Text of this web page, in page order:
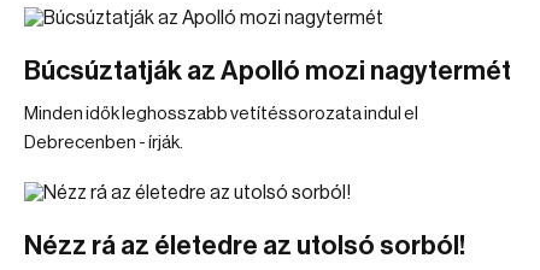
Búcsúztatják az Apolló mozi nagytermét
Minden idők leghosszabb vetítéssorozata indul el
Debrecenben - írják.
Nézz rá az életedre az utolsó sorból!